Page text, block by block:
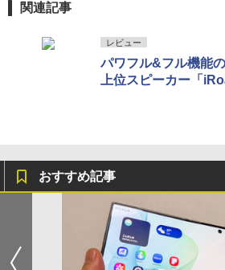
関連記事
レビュー
パワフル&フル機能
上位スピーカー「
おすすめ記事